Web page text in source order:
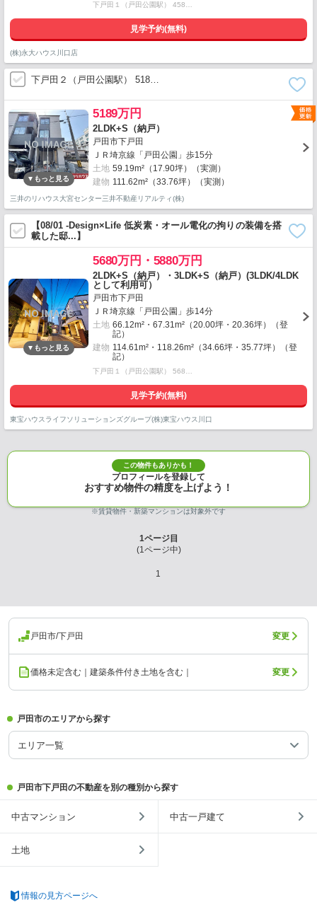
下戸田１（戸田公園駅） 458…
見学予約(無料)
(株)永大ハウス川口店
下戸田２（戸田公園駅） 518…
5189万円
2LDK+S（納戸）
戸田市下戸田
ＪＲ埼京線「戸田公園」歩15分
土地 59.19m²（17.90坪）（実測）
建物 111.62m²（33.76坪）（実測）
三井のリハウス大宮センター三井不動産リアルティ(株)
【08/01 -Design×Life 低炭素・オール電化の拘りの装備を搭
載した邸...】
5680万円・5880万円
2LDK+S（納戸）・3LDK+S（納戸）(3LDK/4LDK
として利用可）
戸田市下戸田
ＪＲ埼京線「戸田公園」歩14分
土地 66.12m²・67.31m²（20.00坪・20.36坪）（登
記）
建物 114.61m²・118.26m²（34.66坪・35.77坪）（登
記）
下戸田１（戸田公園駅） 568…
見学予約(無料)
東宝ハウスライフソリューションズグループ(株)東宝ハウス川口
この物件もありかも！
プロフィールを登録して
おすすめ物件の精度を上げよう！
※賃貸物件・新築マンションは対象外です
1ページ目
(1ページ中)
1
戸田市/下戸田 変更
価格未定含む｜建築条件付き土地を含む｜ 変更
戸田市のエリアから探す
エリア一覧
戸田市下戸田の不動産を別の種別から探す
中古マンション 中古一戸建て
土地
情報の見方ページへ